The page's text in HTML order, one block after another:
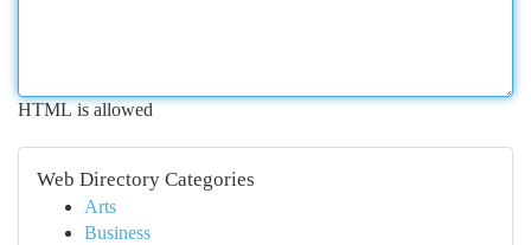
HTML is allowed
Web Directory Categories
Arts
Business